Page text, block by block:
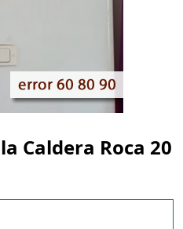
Caldera Roca 20